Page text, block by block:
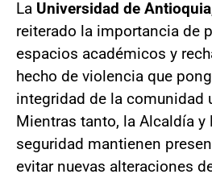
La Universidad de Antioquia
reiterado la importancia de
espacios académicos y
hecho de violencia que
integridad de la comunidad
Mientras tanto, la Alcaldía
seguridad mantienen
evitar nuevas alteraciones